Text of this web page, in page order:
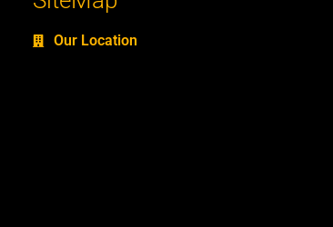
Our Location